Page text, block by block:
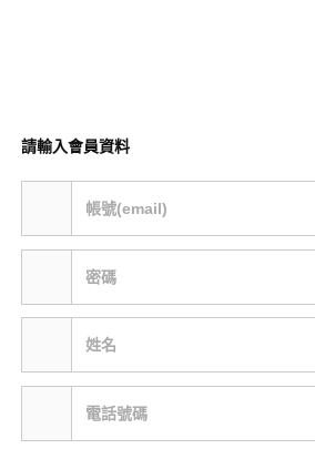
請輸入會員資料
帳號(email)
密碼
姓名
電話號碼